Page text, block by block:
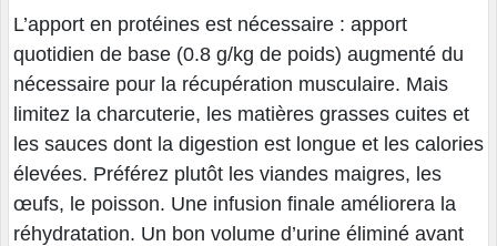
L’apport en protéines est nécessaire : apport
quotidien de base (0.8 g/kg de poids) augmenté du
nécessaire pour la récupération musculaire. Mais
limitez la charcuterie, les matières grasses cuites et
les sauces dont la digestion est longue et les calories
élevées. Préférez plutôt les viandes maigres, les
œufs, le poisson. Une infusion finale améliorera la
réhydratation. Un bon volume d’urine éliminé avant